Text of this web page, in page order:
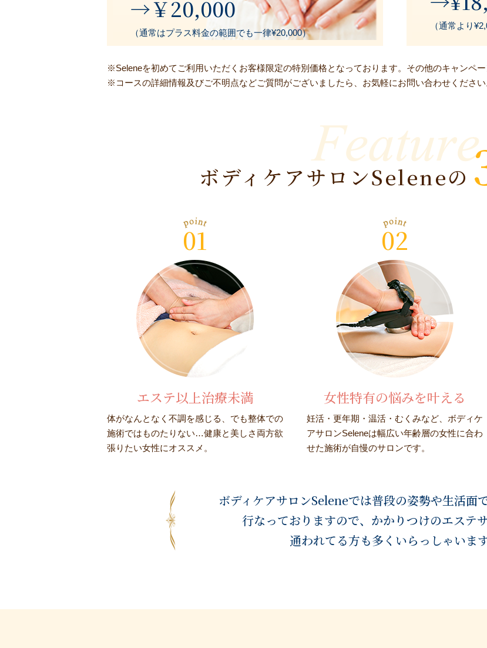
→￥20,000
（通常はプラス料金の範囲でも一律¥20,000）
（通常より
※Seleneを初めてご利用いただくお客様限定の特別価格となっております。その他のキャンペー
※コースの詳細情報及びご不明点などご質問がございましたら、お気軽にお問い合わせください
ボディケアサロンSeleneの
01
エステ以上治療未満
体がなんとなく不調を感じる、でも整体での
施術ではものたりない…健康と美しさ両方欲
張りたい女性にオススメ。
02
女性特有の悩みを叶える
妊活・更年期・温活・むくみなど、ボディケ
アサロンSeleneは幅広い年齢層の女性に合わ
せた施術が自慢のサロンです。
ボディケアサロンSeleneでは普段の姿勢や生活面
行なっておりますので、かかりつけのエステ
通われてる方も多くいらっしゃいます